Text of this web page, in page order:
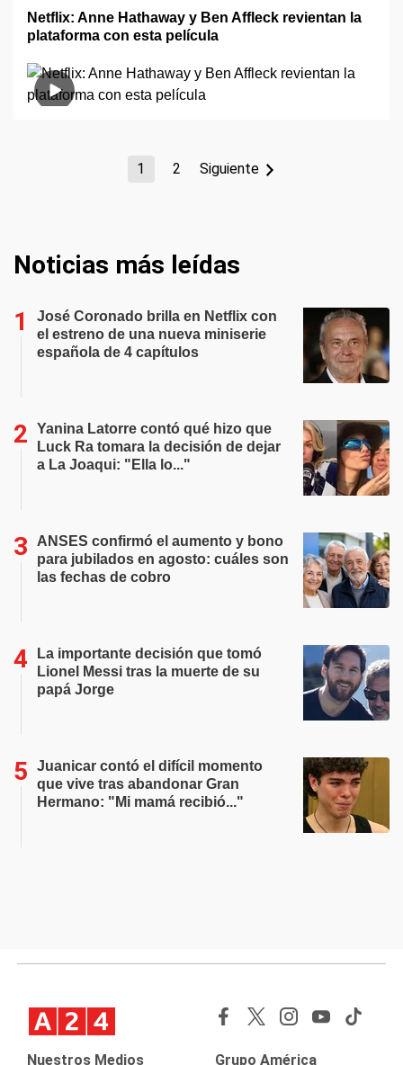
Netflix: Anne Hathaway y Ben Affleck revientan la
plataforma con esta película
1 2 Siguiente
Noticias más leídas
José Coronado brilla en Netflix con
el estreno de una nueva miniserie
española de 4 capítulos
Yanina Latorre contó qué hizo que
Luck Ra tomara la decisión de dejar
a La Joaqui: "Ella lo..."
ANSES confirmó el aumento y bono
para jubilados en agosto: cuáles son
las fechas de cobro
La importante decisión que tomó
Lionel Messi tras la muerte de su
papá Jorge
Juanicar contó el difícil momento
que vive tras abandonar Gran
Hermano: "Mi mamá recibió..."
Nuestros Medios Grupo América